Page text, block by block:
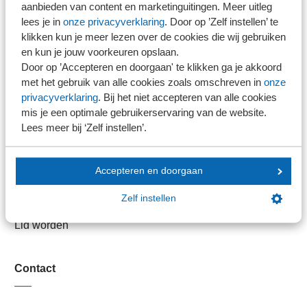
aanbieden van content en marketinguitingen. Meer uitleg
lees je in onze privacyverklaring. Door op ’Zelf instellen’ te
klikken kun je meer lezen over de cookies die wij gebruiken
en kun je jouw voorkeuren opslaan.
Door op ’Accepteren en doorgaan' te klikken ga je akkoord
met het gebruik van alle cookies zoals omschreven in onze
privacyverklaring. Bij het niet accepteren van alle cookies
mis je een optimale gebruikerservaring van de website.
Lees meer bij ‘Zelf instellen’.
Accepteren en doorgaan
Zelf instellen
Stel je vaktechnische vraag
Branche in Zicht
Dossiers
Kantoorvinder
Nieuwsbank
Handige links
Veilig bestanden delen
SRA-gecertificeerd
Lid worden
Contact